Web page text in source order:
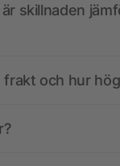
skillnaden
frakt och hur